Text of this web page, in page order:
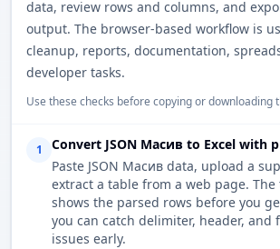
data, review rows and columns, and
output. The browser-based workflow is
cleanup, reports, documentation,
developer tasks.
Use these checks before copying or downloading
1
Convert JSON Масив to Excel with
Paste JSON Масив data, upload a
extract a table from a web page.
shows the parsed rows before you
you can catch delimiter, header, and
issues early.